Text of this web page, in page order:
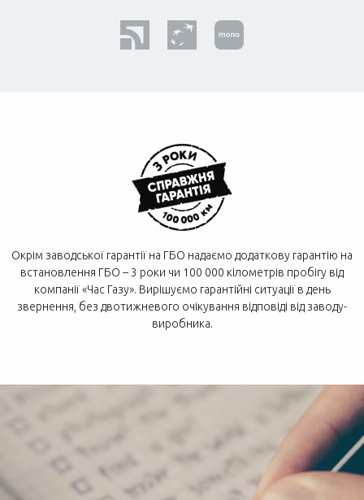
Окрім заводської гарантії на ГБО надаємо додаткову гарантію на
встановлення ГБО – 3 роки чи 100 000 кілометрів пробігу від
компанії «Час Газу». Вирішуємо гарантійні ситуації в день
звернення, без двотижневого очікування відповіді від заводу-
виробника.